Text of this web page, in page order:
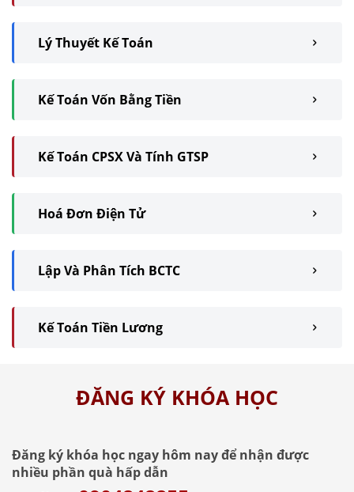
Lý Thuyết Kế Toán
Kế Toán Vốn Bằng Tiền
Kế Toán CPSX Và Tính GTSP
Hoá Đơn Điện Tử
Lập Và Phân Tích BCTC
Kế Toán Tiền Lương
ĐĂNG KÝ KHÓA HỌC
Đăng ký khóa học ngay hôm nay để nhận được
nhiều phần quà hấp dẫn